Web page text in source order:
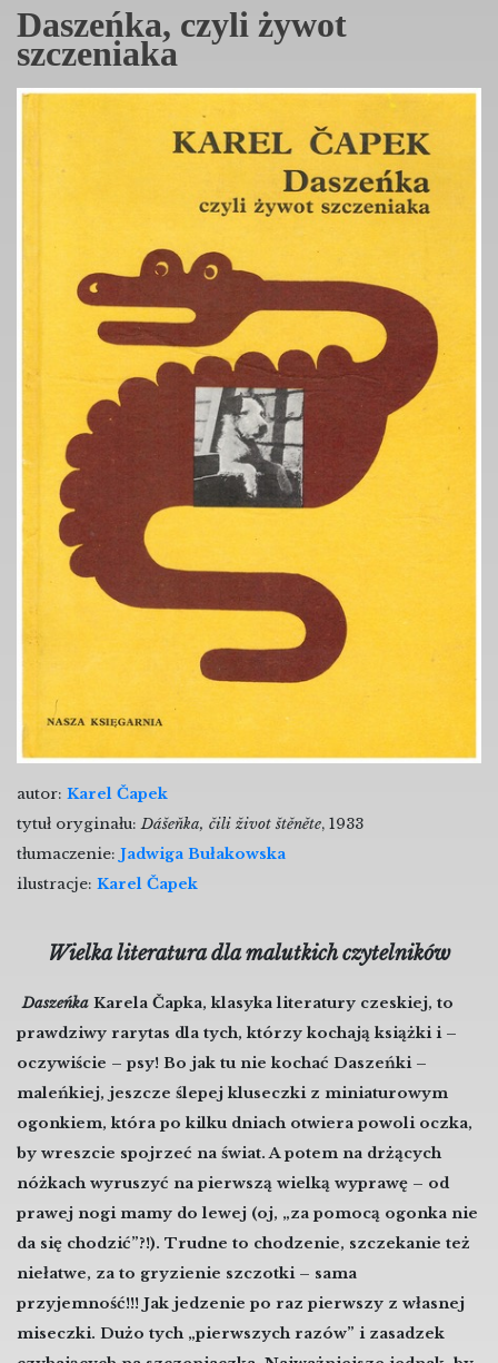
Daszeńka, czyli żywot
szczeniaka
autor: Karel Čapek
tytuł oryginału:Dášeňka, čili život štěněte, 1933
tłumaczenie: Jadwiga Bułakowska
ilustracje: Karel Čapek
Wielka literatura dla malutkich czytelników
Daszeńka Karela Čapka, klasyka literatury czeskiej, to
prawdziwy rarytas dla tych, którzy kochają książki i –
oczywiście – psy! Bo jak tu nie kochać Daszeńki –
maleńkiej, jeszcze ślepej kluseczki z miniaturowym
ogonkiem, która po kilku dniach otwiera powoli oczka,
by wreszcie spojrzeć na świat. A potem na drżących
nóżkach wyruszyć na pierwszą wielką wyprawę – od
prawej nogi mamy do lewej (oj, „za pomocą ogonka nie
da się chodzić”?!). Trudne to chodzenie, szczekanie też
niełatwe, za to gryzienie szczotki – sama
przyjemność!!! Jak jedzenie po raz pierwszy z własnej
miseczki. Dużo tych „pierwszych razów” i zasadzek